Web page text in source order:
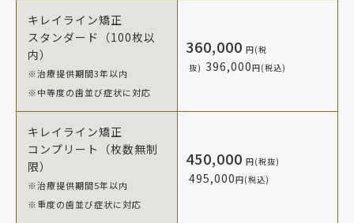
キレイライン矯正
スタンダード（100枚以
内）
※治療提供期間3年以内
※中等度の歯並び症状に対応
360,000 円(税
抜) 396,000円(税込)
キレイライン矯正
コンプリート（枚数無制
限）
※治療提供期間5年以内
※重度の歯並び症状に対応
450,000 円(税抜)
495,000円(税込)